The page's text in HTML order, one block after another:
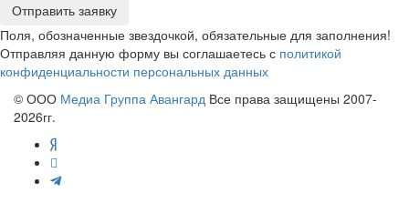
Отправить заявку
Поля, обозначенные звездочкой, обязательные для заполнения!
Отправляя данную форму вы соглашаетесь с политикой
конфиденциальности персональных данных
© ООО Медиа Группа Авангард Все права защищены 2007-
2026гг.